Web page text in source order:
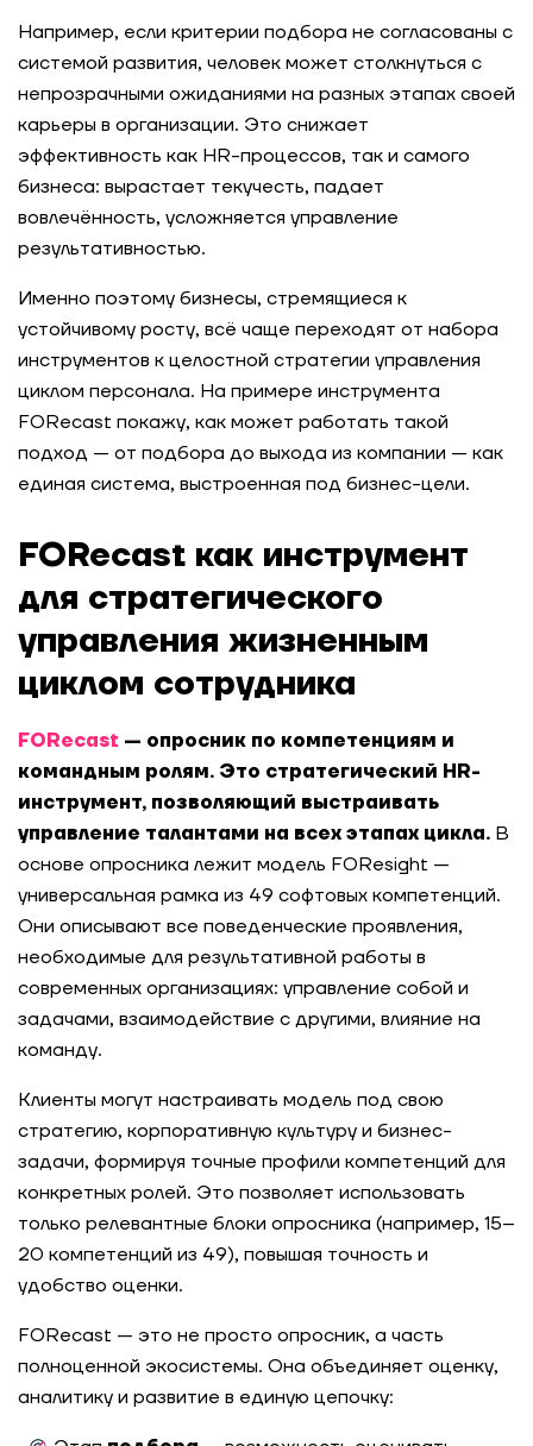
Например, если критерии подбора не согласованы с
системой развития, человек может столкнуться с
непрозрачными ожиданиями на разных этапах своей
карьеры в организации. Это снижает
эффективность как HR-процессов, так и самого
бизнеса: вырастает текучесть, падает
вовлечённость, усложняется управление
результативностью.
Именно поэтому бизнесы, стремящиеся к
устойчивому росту, всё чаще переходят от набора
инструментов к целостной стратегии управления
циклом персонала. На примере инструмента
FORecast покажу, как может работать такой
подход — от подбора до выхода из компании — как
единая система, выстроенная под бизнес-цели.
FORecast как инструмент
для стратегического
управления жизненным
циклом сотрудника
FORecast — опросник по компетенциям и
командным ролям. Это стратегический HR-
инструмент, позволяющий выстраивать
управление талантами на всех этапах цикла. В
основе опросника лежит модель FOResight —
универсальная рамка из 49 софтовых компетенций.
Они описывают все поведенческие проявления,
необходимые для результативной работы в
современных организациях: управление собой и
задачами, взаимодействие с другими, влияние на
команду.
Клиенты могут настраивать модель под свою
стратегию, корпоративную культуру и бизнес-
задачи, формируя точные профили компетенций для
конкретных ролей. Это позволяет использовать
только релевантные блоки опросника (например, 15–
20 компетенций из 49), повышая точность и
удобство оценки.
FORecast — это не просто опросник, а часть
полноценной экосистемы. Она объединяет оценку,
аналитику и развитие в единую цепочку: